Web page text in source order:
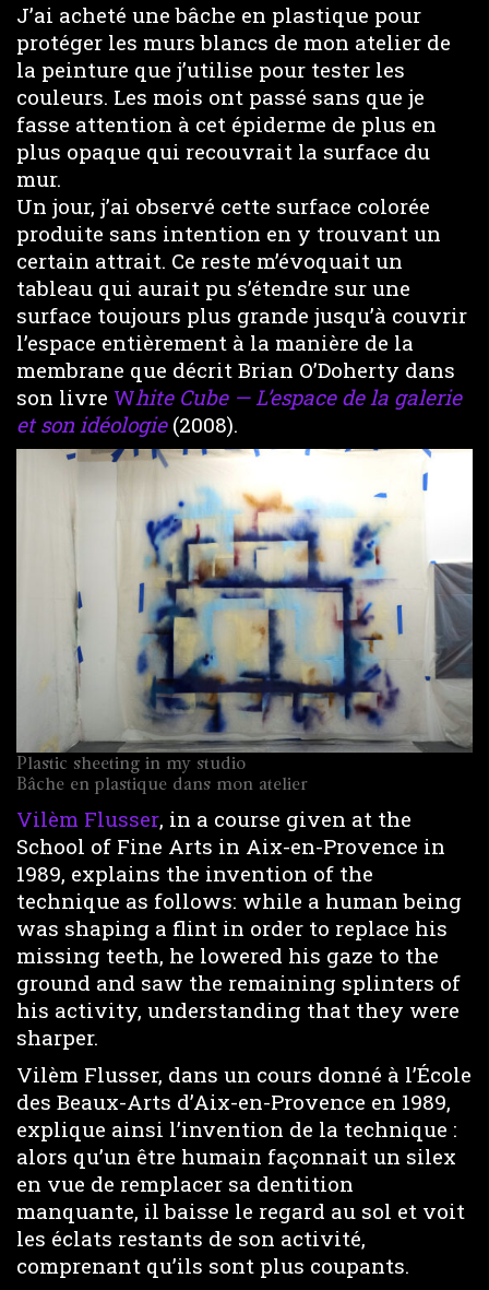
J’ai acheté une bâche en plastique pour
protéger les murs blancs de mon atelier de
la peinture que j’utilise pour tester les
couleurs. Les mois ont passé sans que je
fasse attention à cet épiderme de plus en
plus opaque qui recouvrait la surface du
mur.
Un jour, j’ai observé cette surface colorée
produite sans intention en y trouvant un
certain attrait. Ce reste m’évoquait un
tableau qui aurait pu s’étendre sur une
surface toujours plus grande jusqu’à couvrir
l’espace entièrement à la manière de la
membrane que décrit Brian O’Doherty dans
son livre White Cube — L’espace de la galerie
et son idéologie(2008).
Plastic sheeting in my studio
Bâche en plastique dans mon atelier
Vilèm Flusser, in a course given at the
School of Fine Arts in Aix-en-Provence in
1989, explains the invention of the
technique as follows: while a human being
was shaping a flint in order to replace his
missing teeth, he lowered his gaze to the
ground and saw the remaining splinters of
his activity, understanding that they were
sharper.
Vilèm Flusser, dans un cours donné à l’École
des Beaux-Arts d’Aix-en-Provence en 1989,
explique ainsi l’invention de la technique :
alors qu’un être humain façonnait un silex
en vue de remplacer sa dentition
manquante, il baisse le regard au sol et voit
les éclats restants de son activité,
comprenant qu’ils sont plus coupants.